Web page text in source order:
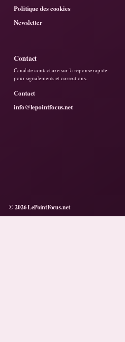
Politique des cookies
Newsletter
Contact
Canal de contact axe sur la reponse rapide
pour signalements et corrections.
Contact
info@lepointfocus.net
© 2026 LePointFocus.net